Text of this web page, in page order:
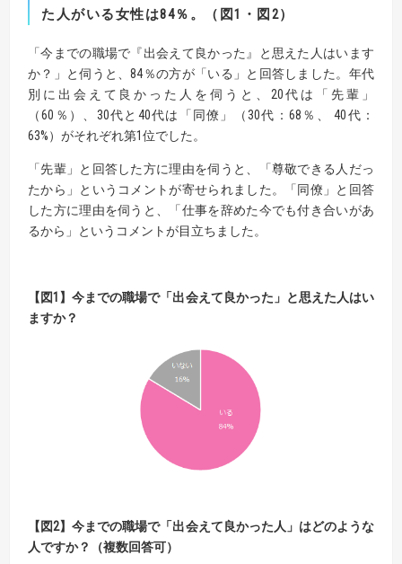
た人がいる女性は84％。（図1 ・図 2）
「今までの職場で『出会えて良かった』と思えた人はいます
か？」と伺うと、84％の方が「いる」と回答しました。年代
別に出会えて良かった人を伺うと、20代は「先輩」
（60％）、30代と40代は「同僚」（30代：68％、 40代：
63%）がそれぞれ第1位でした。
「先輩」と回答した方に理由を伺うと、「尊敬できる人だっ
たから」というコメントが寄せられました。「同僚」と回答
した方に理由を伺うと、「仕事を辞めた今でも付き合いがあ
るから」というコメントが目立ちました。
【図1】今までの職場で「出会えて良かった」と思えた人はい
ますか？
【図2】今までの職場で「出会えて良かった人」はどのような
人ですか？（複数回答可）